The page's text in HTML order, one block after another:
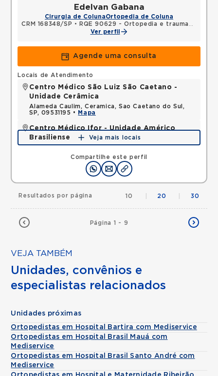
Edelvan Gabana
Cirurgia de ColunaOrtopedia de Coluna
CRM 168348/SP •
RQE 90629 - Ortopedia e traumatologia
Ver perfil
Agende uma consulta
Compartilhe este perfil
Locais de Atendimento
Centro Médico São Luiz São Caetano -
Unidade Cerâmica
Alameda Caulim, Ceramica, Sao Caetano do Sul,
SP, 09531195 •
Mapa
Centro Médico Ifor - Unidade Américo
Brasiliense
Rua Americo Brasiliense, Centro, Sao Bernardo do
Campo, SP, 09715021 •
Mapa
Veja mais locais
Página 1 - 9
Resultados por página 10 20 30
VEJA TAMBÉM
Unidades, convênios e
especialistas relacionados
Unidades próximas
Ortopedistas em Hospital Bartira com Mediservice
Ortopedistas em Hospital Brasil Mauá com
Mediservice
Ortopedistas em Hospital Brasil Santo André com
Mediservice